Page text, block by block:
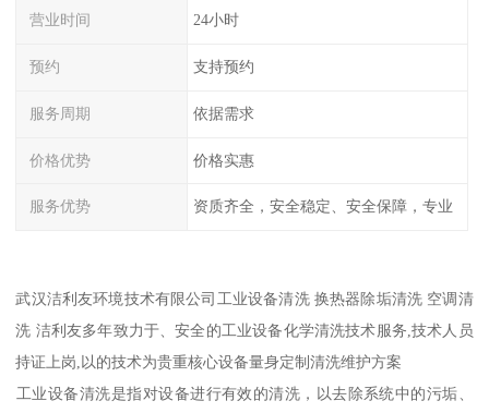
营业时间 24小时
预约 支持预约
服务周期 依据需求
价格优势 价格实惠
服务优势 资质齐全，安全稳定、安全保障，专业
武汉洁利友环境技术有限公司工业设备清洗 换热器除垢清洗 空调清
洗 洁利友多年致力于、安全的工业设备化学清洗技术服务,技术人员
持证上岗,以的技术为贵重核心设备量身定制清洗维护方案
‌工业设备清洗‌是指对设备进行有效的清洗，以去除系统中的污垢、